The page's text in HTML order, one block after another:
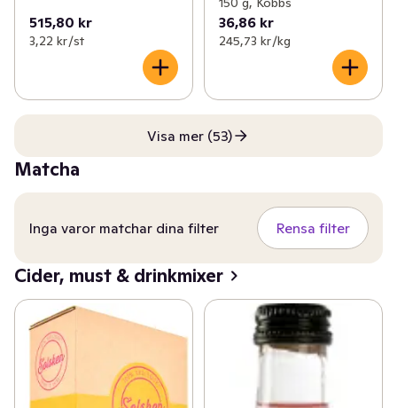
515,80 kr
3,22 kr /st
36,86 kr
245,73 kr /kg
Visa mer (53)
Matcha
Inga varor matchar dina filter Rensa filter
Cider, must & drinkmixer